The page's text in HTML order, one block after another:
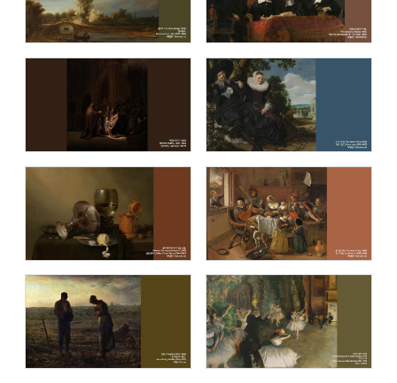
세계 유명 미술관 아트 컬렉션 / The
collection of the world's famous art
museums
탁자에서 (On the Table)
명화 (Masterpiece)
이중섭 컬렉션 (The Collection of
Jung-Seob Lee)
블루캔버스 명화추천1 블루캔버스 명화추천2
블루캔버스 명화추천3 블루캔버스 명화추천4
블루캔버스 명화추천5 블루캔버스 명화추천6